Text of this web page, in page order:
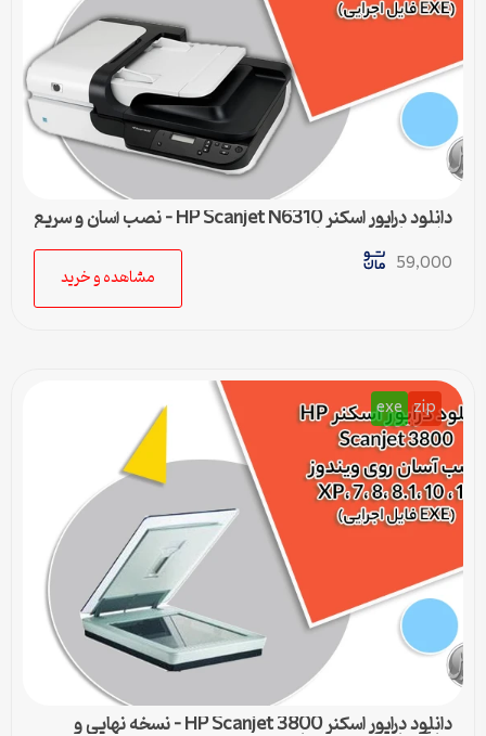
دانلود درایور اسکنر HP Scanjet N6310 – نصب آسان و سریع
برای تمامی ویندوزها
59,000
مشاهده و خرید
zip
exe
دانلود درایور اسکنر HP Scanjet 3800 – نسخه نهایی و